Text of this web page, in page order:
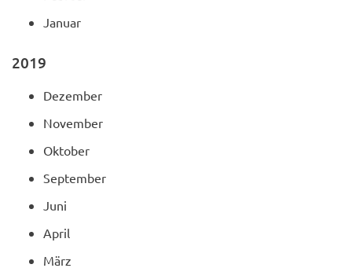
Januar
2019
Dezember
November
Oktober
September
Juni
April
März